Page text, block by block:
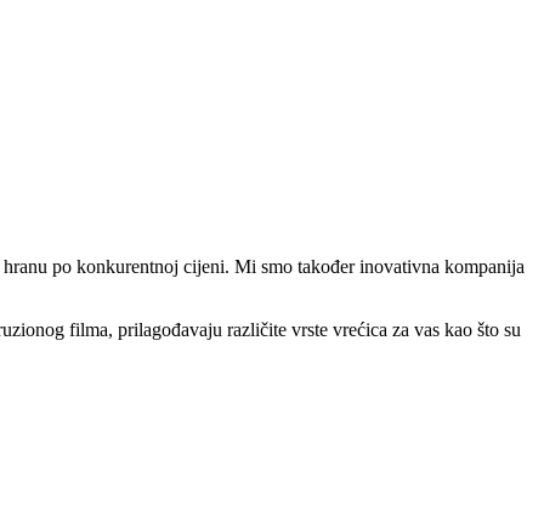
po konkurentnoj cijeni. Mi smo također inovativna kompanija
filma, prilagođavaju različite vrste vrećica za vas kao što su